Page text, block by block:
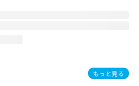
もっと見る